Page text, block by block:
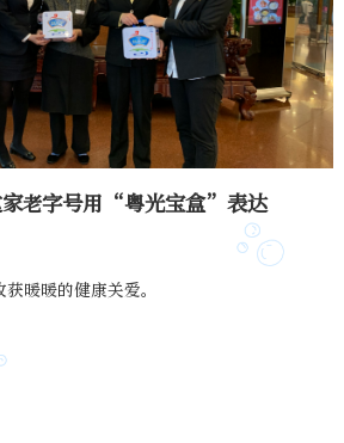
家老字号用“粤光宝盒”表达
暖暖的健康关爱。